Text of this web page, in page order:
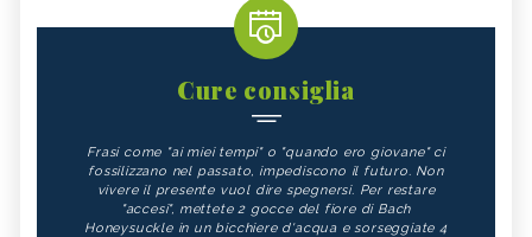
Cure consiglia
Frasi come "ai miei tempi" o "quando ero giovane" ci
fossilizzano nel passato, impediscono il futuro. Non
vivere il presente vuol dire spegnersi. Per restare
"accesi", mettete 2 gocce del fiore di Bach
Honeysuckle in un bicchiere d'acqua e sorseggiate 4